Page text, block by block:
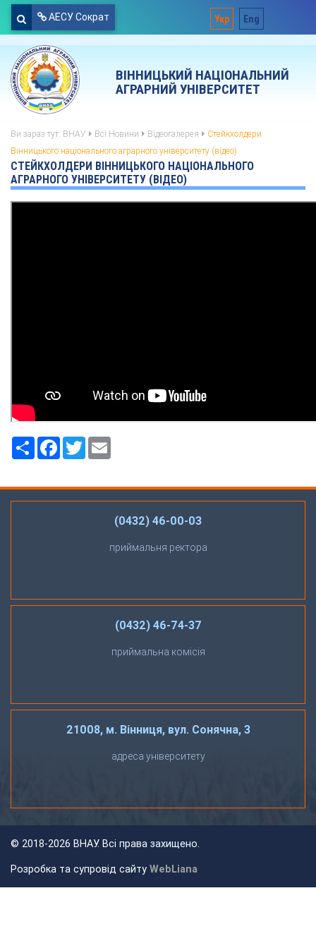
АЕСУ Сократ Укр Eng
ВІННИЦЬКИЙ НАЦІОНАЛЬНИЙ
АГРАРНИЙ УНІВЕРСИТЕТ
Ви зараз тут: ВНАУ Всі Новини Відеогалерея
Стейкхолдери
Вінницького національного аграрного університету (відео)
СТЕЙКХОЛДЕРИ ВІННИЦЬКОГО НАЦІОНАЛЬНОГО
АГРАРНОГО УНІВЕРСИТЕТУ (ВІДЕО)
РесурсFacebook
Twitter
(0432) 46-00-03
приймальня ректора
(0432) 46-74-37
приймальна комісія
21008, м. Вінниця, вул. Сонячна, 3
адреса університету
© 2018-2026 ВНАУ. Всі права захищено.
Розробка та супровід сайту WebLiana